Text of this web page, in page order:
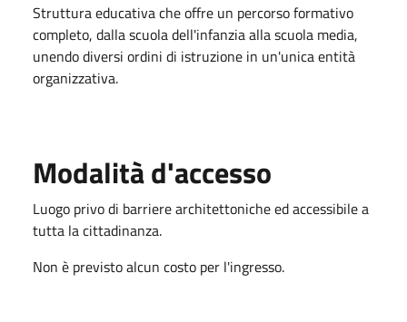
Struttura educativa che offre un percorso formativo
completo, dalla scuola dell'infanzia alla scuola media,
unendo diversi ordini di istruzione in un'unica entità
organizzativa.
Modalità d'accesso
Luogo privo di barriere architettoniche ed accessibile a
tutta la cittadinanza.
Non è previsto alcun costo per l'ingresso.